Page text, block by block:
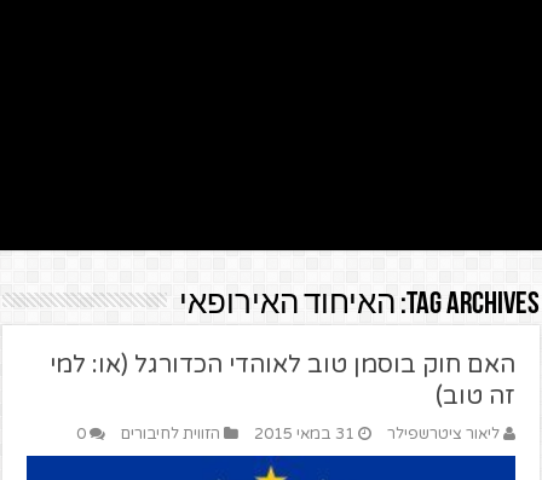
Tag Archives: האיחוד האירופאי
האם חוק בוסמן טוב לאוהדי הכדורגל (או: למי
זה טוב)
ליאור ציטרשפילר 31 במאי 2015 הזווית לחיבורים 0